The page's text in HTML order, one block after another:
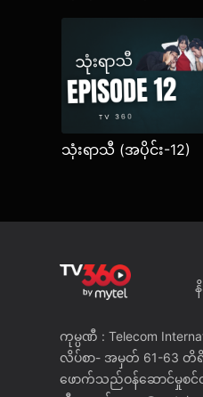
သုံးရာသီ (အပိုင်း-12)
ကုမ္ပဏီ : Telecom
လိပ်စာ- အမှတ် 61-63 တိရိစ္
ဖောက်သည်ဝန်ဆောင်မှုစင်